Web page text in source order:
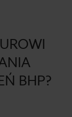
BHP?